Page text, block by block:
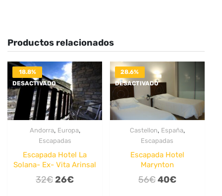
Productos relacionados
18.8%
DESACTIVADO
Andorra, Europa,
Escapadas
Escapada Hotel La
Solana- Ex- Vita Arinsal
32€El
26€El
28.6%
DESACTIVADO
Castellon, España,
Escapadas
Escapada Hotel
Marynton
56€El
40€El